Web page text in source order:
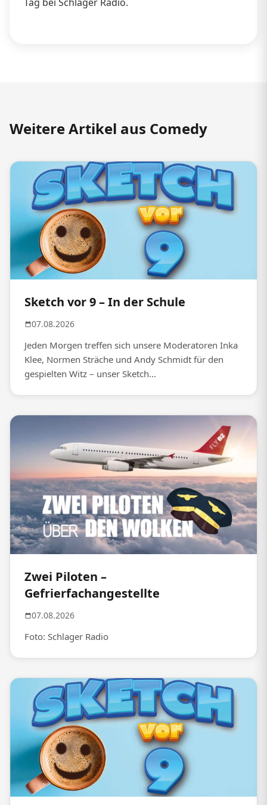
Weitere Artikel aus Comedy
Sketch vor 9 – In der Schule
07.08.2026
Jeden Morgen treffen sich unsere Moderatoren Inka
Klee, Normen Sträche und Andy Schmidt für den
gespielten Witz – unser Sketch...
Zwei Piloten –
Gefrierfachangestellte
07.08.2026
Foto: Schlager Radio